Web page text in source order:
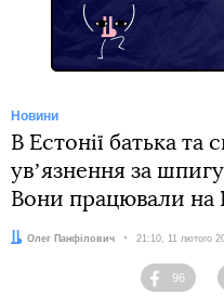
Новини
В Естонії батька та
увʼязнення за
Вони працювали на
Автор:
Олег Панфілович Дата:
21:10, 11 лютого
Facebook
96